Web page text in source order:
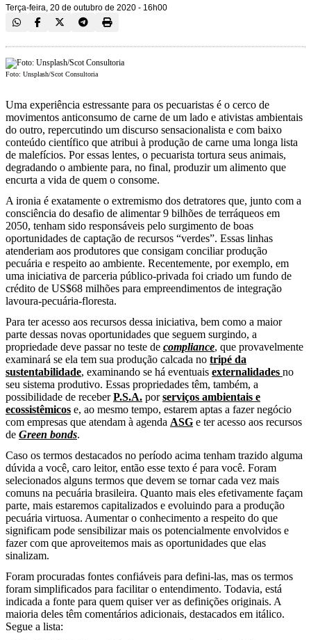
Terça-feira, 20 de outubro de 2020 - 16h00
Foto: Unsplash/Scot Consultoria
Uma experiência estressante para os pecuaristas é o cerco de
movimentos anticonsumo de carne de um lado e ativistas ambientais
do outro, repercutindo um discurso sensacionalista e com baixo
conteúdo científico que atribui à produção de carne uma longa lista
de malefícios. Por essas lentes, o pecuarista tortura seus animais,
degradando o ambiente para, no final, produzir um alimento que
encurta a vida de quem o consome.
A ironia é exatamente o extremismo dos detratores que, junto com a
consciência do desafio de alimentar 9 bilhões de terráqueos em
2050, tenham sido responsáveis pelo surgimento de boas
oportunidades de captação de recursos “verdes”. Essas linhas
atenderiam aos produtores que consigam conciliar produção
pecuária e respeito ao ambiente. Recentemente, por exemplo, em
uma iniciativa de parceria público-privada foi criado um fundo de
crédito de US$68 milhões para empreendimentos de integração
lavoura-pecuária-floresta.
Para ter acesso aos recursos dessa iniciativa, bem como a maior
parte dessas novas oportunidades que seguem surgindo, a
propriedade deve passar no teste de compliance, que provavelmente
examinará se ela tem sua produção calcada no tripé da
sustentabilidade, examinando se há eventuais externalidades no
seu sistema produtivo. Essas propriedades têm, também, a
possibilidade de receberP.S.A. porserviços ambientais e
ecossistêmicos e, ao mesmo tempo, estarem aptas a fazer negócio
com empresas que atendam à agenda ASG e ter acesso aos recursos
de Green bonds.
Caso os termos destacados no período acima tenham trazido alguma
dúvida a você, caro leitor, então esse texto é para você. Foram
selecionados alguns termos que devem se tornar cada vez mais
comuns na pecuária brasileira. Quanto mais eles efetivamente façam
parte, mais estaremos capitalizados e evoluindo para a produção
pecuária virtuosa. Aumentar o conhecimento a respeito do que
significam pode sensibilizar mais os potencialmente envolvidos e
fazer com que aproveitemos mais as oportunidades que elas
sinalizam.
Foram procuradas fontes confiáveis para defini-las, mas os termos
foram simplificados para facilitar o entendimento. Todavia, está
indicada a fonte para quem quiser ver as definições originais. A
maioria deles têm comentários adicionais, destacados em itálico.
Segue a lista: